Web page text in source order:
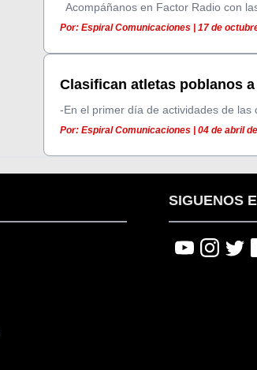
Acompáñanos en Factor Radio con
Por: Espiral Comunicaciones | 17 de
Clasifican atletas poblanos
-En el primer día de actividades de las
Por: Espiral Comunicaciones | 04 de abril
SIGUENOS